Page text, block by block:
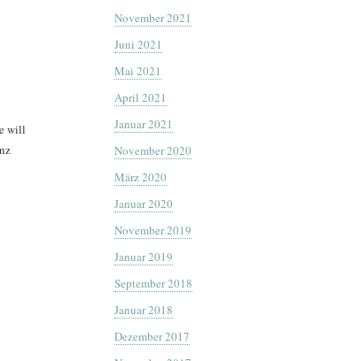
will
November 2021
Juni 2021
Mai 2021
April 2021
Januar 2021
November 2020
März 2020
Januar 2020
November 2019
Januar 2019
September 2018
Januar 2018
Dezember 2017